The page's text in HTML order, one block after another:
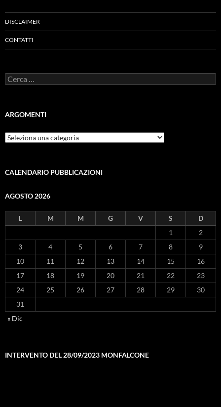
DISCLAIMER
CONTATTI
Ricerca
per:
ARGOMENTI
ARGOMENTI
CALENDARIO PUBBLICAZIONI
AGOSTO 2026
L M M G V S
D
1
2
3
4 5 6 7 8
9
10
11 12 13 14 15
16
17
18 19 20 21 22
23
24
25 26 27 28 29
30
31
« Dic
INTERVENTO DEL 28/09/2023 MONFALCONE